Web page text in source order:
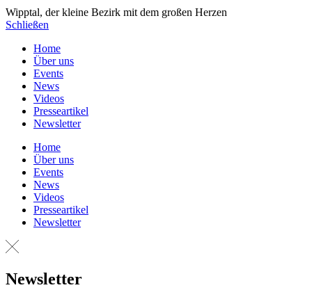
Wipptal, der kleine Bezirk mit dem großen Herzen
Schließen
Home
Über uns
Events
News
Videos
Presseartikel
Newsletter
Home
Über uns
Events
News
Videos
Presseartikel
Newsletter
Newsletter